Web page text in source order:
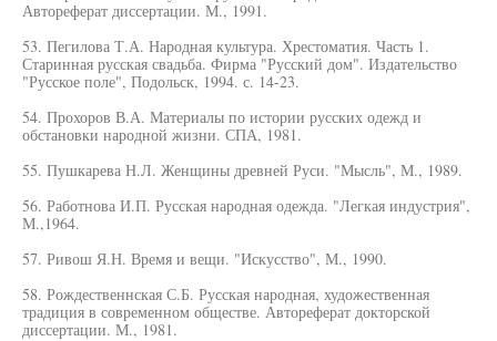
Автореферат диссертации. М., 1991.
53. Пегилова Т.А. Народная культура. Хрестоматия. Часть 1.
Старинная русская свадьба. Фирма "Русский дом". Издательство
"Русское поле", Подольск, 1994. с. 14-23.
54. Прохоров В.А. Материалы по истории русских одежд и
обстановки народной жизни. СПА, 1981.
55. Пушкарева Н.Л. Женщины древней Руси. "Мысль", М., 1989.
56. Работнова И.П. Русская народная одежда. "Легкая индустрия",
М.,1964.
57. Ривош Я.Н. Время и вещи. "Искусство", М., 1990.
58. Рождественнская С.Б. Русская народная, художественная
традиция в современном обществе. Автореферат докторской
диссертации. М., 1981.